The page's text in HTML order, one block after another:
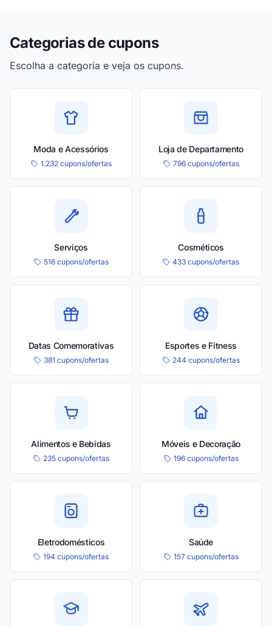
Categorias de cupons
Escolha a categoria e veja os cupons.
Moda e Acessórios
1.232 cupons/ofertas
Loja de Departamento
796 cupons/ofertas
Serviços
516 cupons/ofertas
Cosméticos
433 cupons/ofertas
Datas Comemorativas
381 cupons/ofertas
Esportes e Fitness
244 cupons/ofertas
Alimentos e Bebidas
235 cupons/ofertas
Móveis e Decoração
196 cupons/ofertas
Eletrodomésticos
194 cupons/ofertas
Saúde
157 cupons/ofertas